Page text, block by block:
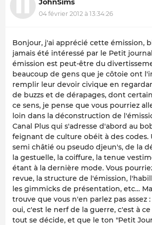
JohnSims
04 février 2012 à 13:34:26
Bonjour, j'ai apprécié cette émission,
jamais été intéressé par le Petit
émission est peut-être du
beaucoup de gens que je côtoie ont
remplir leur devoir civique en
de buzzs et de dérapages, dont
ce sens, je pense que vous pourriez
loin dans la déconstruction de
Canal Plus qui s'adresse d'abord au
feignant de culture obéit à des codes.
semi châtié ou pseudo djeun's, de la
la gestuelle, la coiffure, la tenue
étant à la dernière mode. Vous
revue, la structure de l'émission,
les gimmicks de présentation, etc…
trouve que vous n'en parlez pas assez
oui, c'est le nerf de la guerre, c'est à
tout se décide, et que le ton "Petit